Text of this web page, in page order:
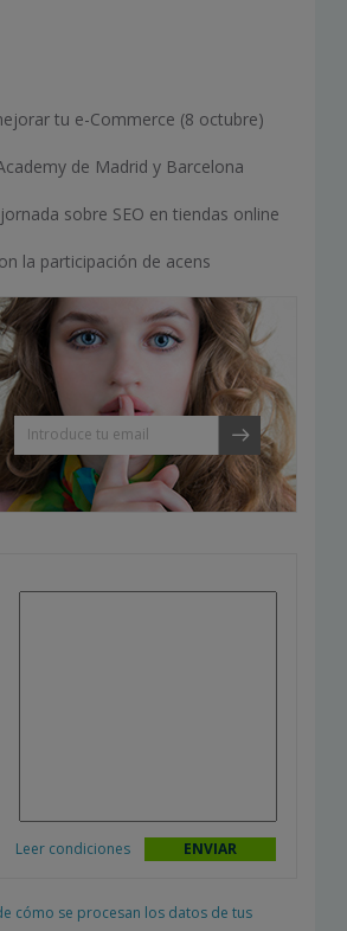
tu e-Commerce (8 octubre)
de Madrid y Barcelona
sobre SEO en tiendas online
la participación de acens
Leer condiciones
cómo se procesan los datos de tus